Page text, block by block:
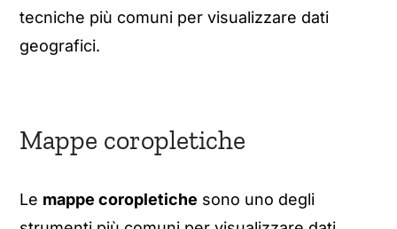
tecniche più comuni per visualizzare dati
geografici.
Mappe coropletiche
Le mappe coropletiche sono uno degli